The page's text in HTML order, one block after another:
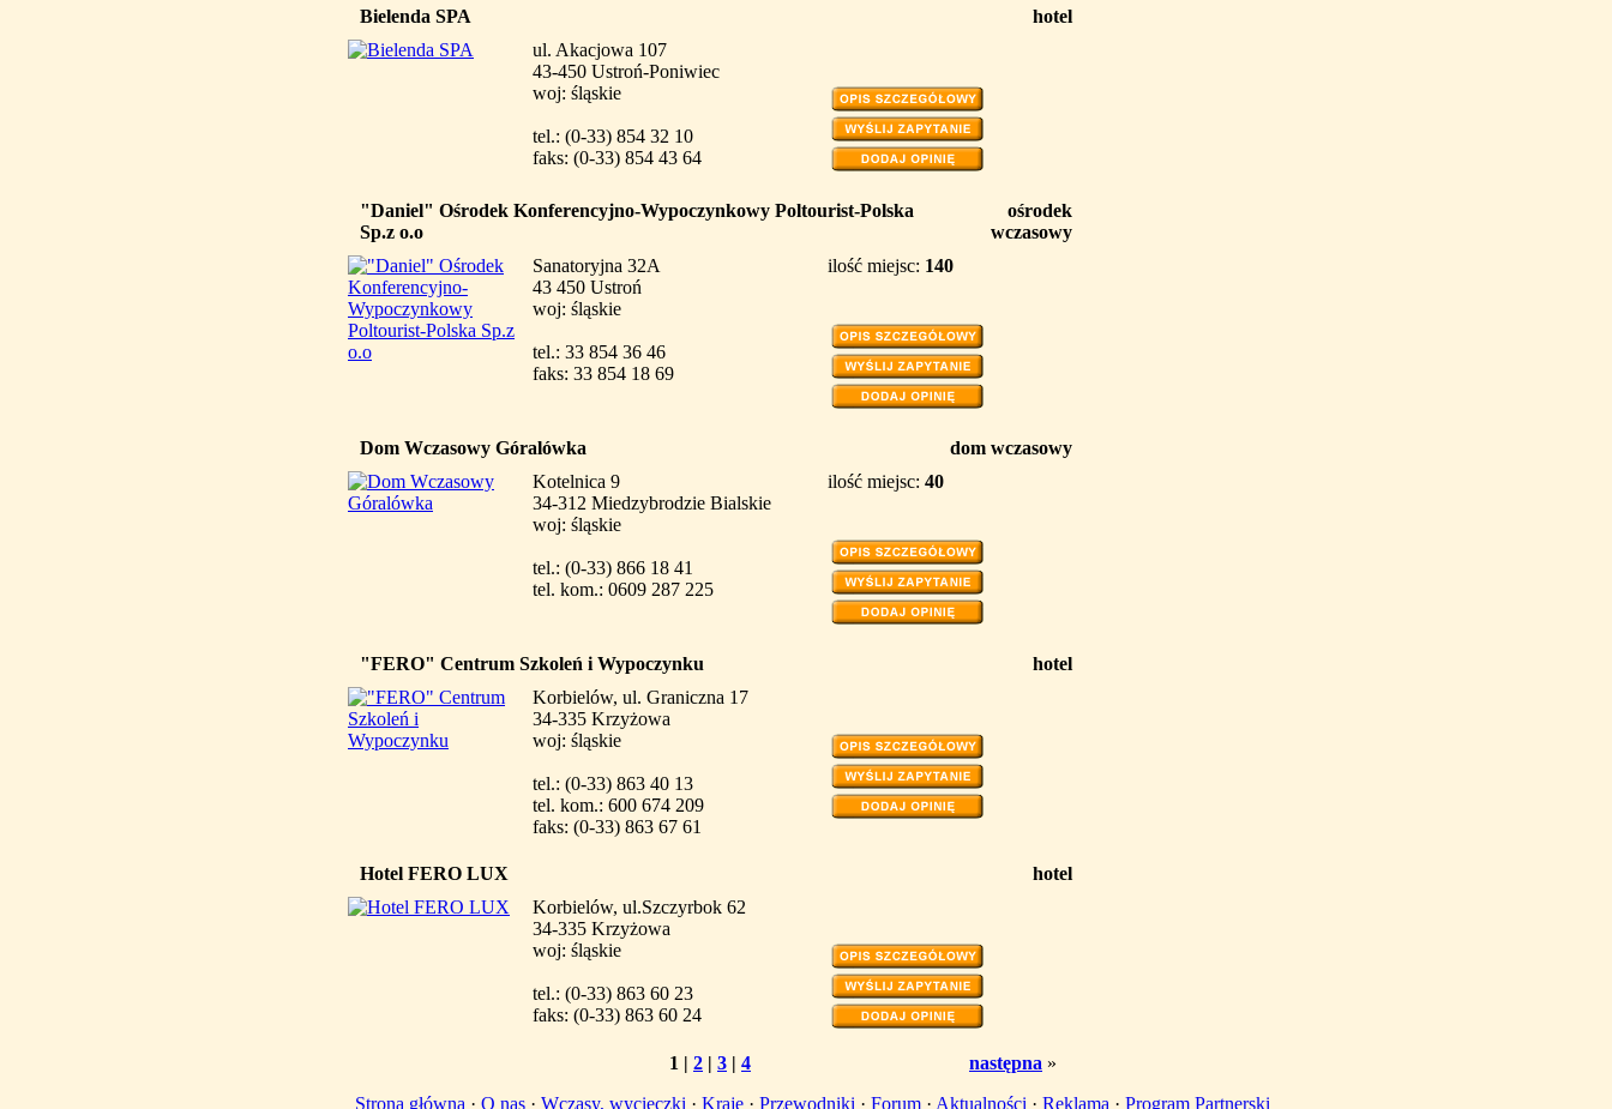
Bielenda SPA
hotel
ul. Akacjowa 107
43-450 Ustroń-Poniwiec
woj: śląskie
tel.: (0-33) 854 32 10
faks: (0-33) 854 43 64
"Daniel" Ośrodek Konferencyjno-Wypoczynkowy Poltourist-Polska
Sp.z o.o
ośrodek
wczasowy
Sanatoryjna 32A
43 450 Ustroń
woj: śląskie
tel.: 33 854 36 46
faks: 33 854 18 69
ilość miejsc: 140
Dom Wczasowy Góralówka
dom wczasowy
Kotelnica 9
34-312 Miedzybrodzie Bialskie
woj: śląskie
tel.: (0-33) 866 18 41
tel. kom.: 0609 287 225
ilość miejsc: 40
"FERO" Centrum Szkoleń i Wypoczynku
hotel
Korbielów, ul. Graniczna 17
34-335 Krzyżowa
woj: śląskie
tel.: (0-33) 863 40 13
tel. kom.: 600 674 209
faks: (0-33) 863 67 61
Hotel FERO LUX
hotel
Korbielów, ul.Szczyrbok 62
34-335 Krzyżowa
woj: śląskie
tel.: (0-33) 863 60 23
faks: (0-33) 863 60 24
1 | 2 | 3 | 4 następna »
Strona główna · O nas · Wczasy, wycieczki · Kraje · Przewodniki · Forum · Aktualności · Reklama · Program Partnerski